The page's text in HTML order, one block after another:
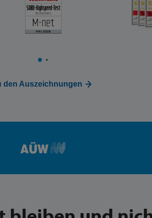
den Auszeichnungen